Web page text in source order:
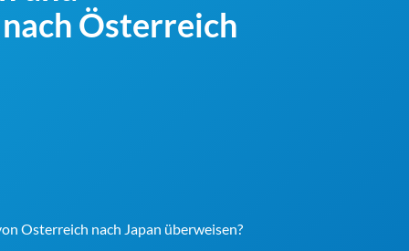
Österreich
Osterreich nach Japan überweisen?